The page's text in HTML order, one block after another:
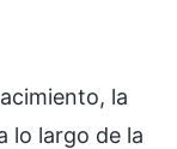
la
lo largo de la